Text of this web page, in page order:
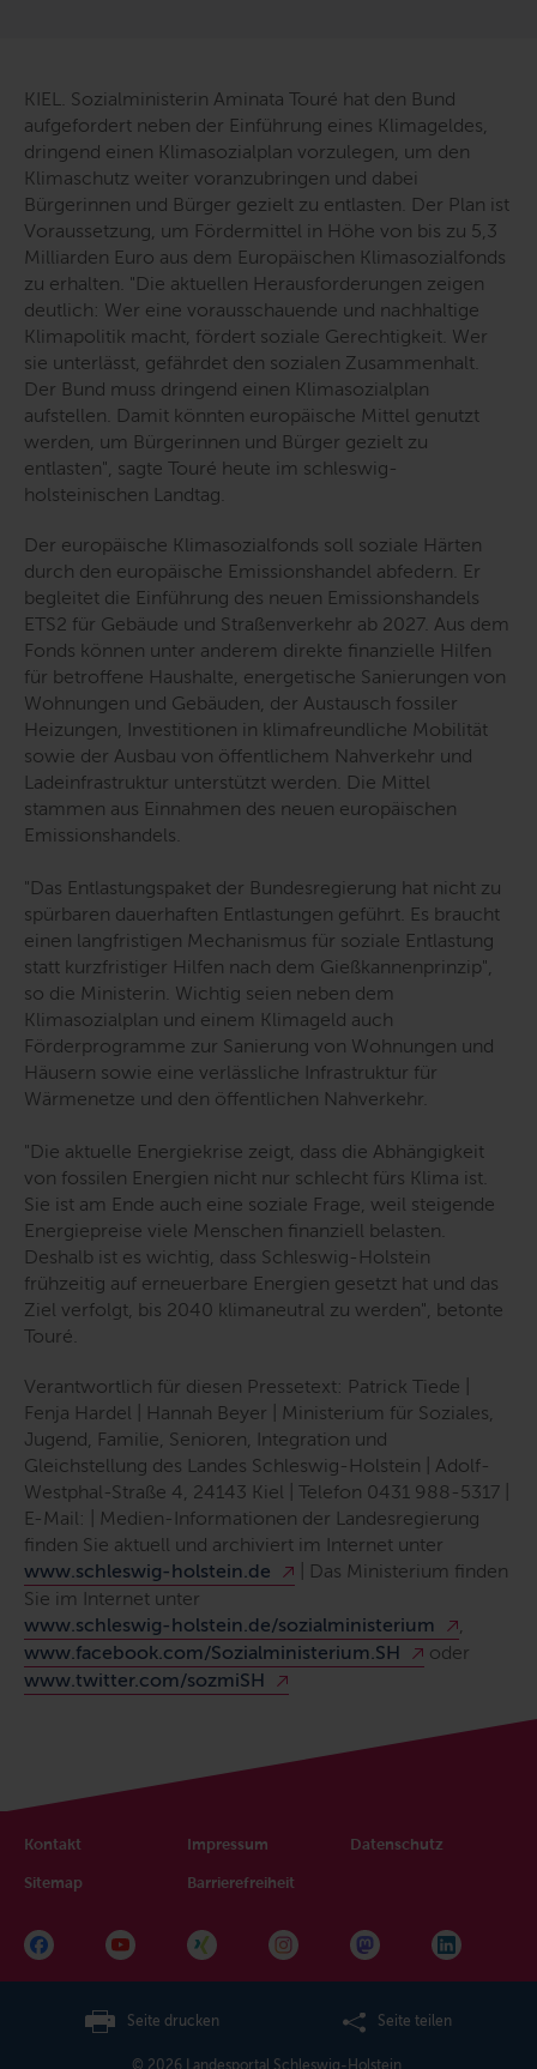
KIEL. Sozialministerin Aminata Touré hat den Bund
aufgefordert neben der Einführung eines Klimageldes,
dringend einen Klimasozialplan vorzulegen, um den
Klimaschutz weiter voranzubringen und dabei
Bürgerinnen und Bürger gezielt zu entlasten. Der Plan ist
Voraussetzung, um Fördermittel in Höhe von bis zu 5,3
Milliarden Euro aus dem Europäischen Klimasozialfonds
zu erhalten. "Die aktuellen Herausforderungen zeigen
deutlich: Wer eine vorausschauende und nachhaltige
Klimapolitik macht, fördert soziale Gerechtigkeit. Wer
sie unterlässt, gefährdet den sozialen Zusammenhalt.
Der Bund muss dringend einen Klimasozialplan
aufstellen. Damit könnten europäische Mittel genutzt
werden, um Bürgerinnen und Bürger gezielt zu
entlasten", sagte Touré heute im schleswig-
holsteinischen Landtag.
Der europäische Klimasozialfonds soll soziale Härten
durch den europäische Emissionshandel abfedern. Er
begleitet die Einführung des neuen Emissionshandels
ETS2 für Gebäude und Straßenverkehr ab 2027. Aus dem
Fonds können unter anderem direkte finanzielle Hilfen
für betroffene Haushalte, energetische Sanierungen von
Wohnungen und Gebäuden, der Austausch fossiler
Heizungen, Investitionen in klimafreundliche Mobilität
sowie der Ausbau von öffentlichem Nahverkehr und
Ladeinfrastruktur unterstützt werden. Die Mittel
stammen aus Einnahmen des neuen europäischen
Emissionshandels.
"Das Entlastungspaket der Bundesregierung hat nicht zu
spürbaren dauerhaften Entlastungen geführt. Es braucht
einen langfristigen Mechanismus für soziale Entlastung
statt kurzfristiger Hilfen nach dem Gießkannenprinzip",
so die Ministerin. Wichtig seien neben dem
Klimasozialplan und einem Klimageld auch
Förderprogramme zur Sanierung von Wohnungen und
Häusern sowie eine verlässliche Infrastruktur für
Wärmenetze und den öffentlichen Nahverkehr.
"Die aktuelle Energiekrise zeigt, dass die Abhängigkeit
von fossilen Energien nicht nur schlecht fürs Klima ist.
Sie ist am Ende auch eine soziale Frage, weil steigende
Energiepreise viele Menschen finanziell belasten.
Deshalb ist es wichtig, dass Schleswig-Holstein
frühzeitig auf erneuerbare Energien gesetzt hat und das
Ziel verfolgt, bis 2040 klimaneutral zu werden", betonte
Touré.
Verantwortlich für diesen Pressetext: Patrick Tiede |
Fenja Hardel | Hannah Beyer | Ministerium für Soziales,
Jugend, Familie, Senioren, Integration und
Gleichstellung des Landes Schleswig-Holstein | Adolf-
Westphal-Straße 4, 24143 Kiel | Telefon 0431 988-5317 |
E-Mail: | Medien-Informationen der Landesregierung
finden Sie aktuell und archiviert im Internet unter
www.schleswig-holstein.de
| Das Ministerium finden
Sie im Internet unter
www.schleswig-holstein.de/sozialministerium
,
www.facebook.com/Sozialministerium.SH
oder
www.twitter.com/sozmiSH
Kontakt Impressum Datenschutz
Sitemap Barrierefreiheit
Seite drucken Seite teilen